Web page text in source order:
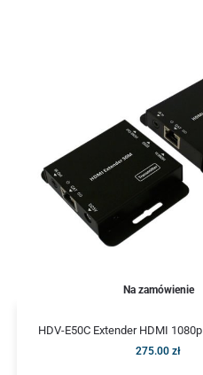
Na zamówienie
HDV-E50C Extender HDMI
275.00zł